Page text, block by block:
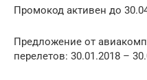
Промокод активен до
Предложение от
перелетов: 30.01.2018 –